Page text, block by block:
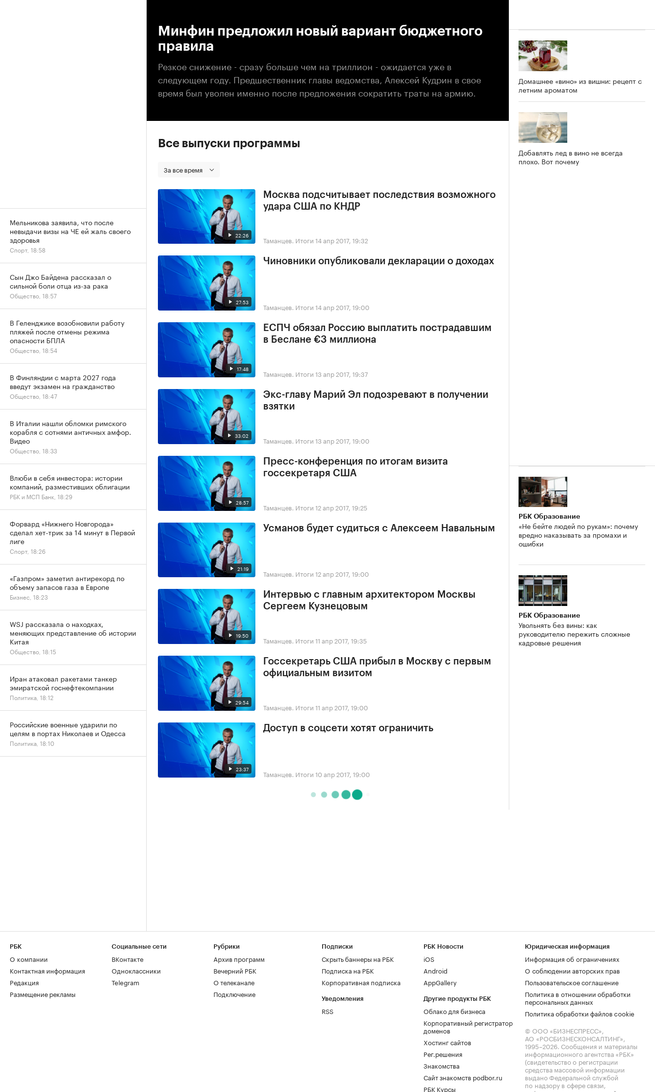
Минфин предложил новый вариант бюджетного
правила
Резкое снижение - сразу больше чем на триллион - ожидается уже в
следующем году. Предшественник главы ведомства, Алексей Кудрин в свое
время был уволен именно после предложения сократить траты на армию.
Все выпуски программы
За все время
22:26
Москва подсчитывает последствия возможного
удара США по КНДР
Таманцев. Итоги 14 апр 2017, 19:32
27:53
Чиновники опубликовали декларации о доходах
Таманцев. Итоги 14 апр 2017, 19:00
17:48
ЕСПЧ обязал Россию выплатить пострадавшим
в Беслане €3 миллиона
Таманцев. Итоги 13 апр 2017, 19:37
33:02
Экс-главу Марий Эл подозревают в получении
взятки
Таманцев. Итоги 13 апр 2017, 19:00
28:57
Пресс-конференция по итогам визита
госсекретаря США
Таманцев. Итоги 12 апр 2017, 19:25
21:19
Усманов будет судиться с Алексеем Навальным
Таманцев. Итоги 12 апр 2017, 19:00
19:50
Интервью с главным архитектором Москвы
Сергеем Кузнецовым
Таманцев. Итоги 11 апр 2017, 19:35
29:54
Госсекретарь США прибыл в Москву с первым
официальным визитом
Таманцев. Итоги 11 апр 2017, 19:00
23:37
Доступ в соцсети хотят ограничить
Таманцев. Итоги 10 апр 2017, 19:00
Домашнее «вино» из вишни: рецепт с
летним ароматом
Добавлять лед в вино не всегда
плохо. Вот почему
РБК Образование
«Не бейте людей по рукам»: почему
вредно наказывать за промахи и
ошибки
РБК Образование
Увольнять без вины: как
руководителю пережить сложные
кадровые решения
Мельникова заявила, что после
невыдачи визы на ЧЕ ей жаль своего
здоровья
Спорт, 18:58
Сын Джо Байдена рассказал о
сильной боли отца из-за рака
Общество, 18:57
В Геленджике возобновили работу
пляжей после отмены режима
опасности БПЛА
Общество, 18:54
В Финляндии с марта 2027 года
введут экзамен на гражданство
Общество, 18:47
В Италии нашли обломки римского
корабля с сотнями античных амфор.
Видео
Общество, 18:33
Влюби в себя инвестора: истории
компаний, разместивших облигации
РБК и МСП Банк, 18:29
Форвард «Нижнего Новгорода»
сделал хет-трик за 14 минут в Первой
лиге
Спорт, 18:26
«Газпром» заметил антирекорд по
объему запасов газа в Европе
Бизнес, 18:23
WSJ рассказала о находках,
меняющих представление об истории
Китая
Общество, 18:15
Иран атаковал ракетами танкер
эмиратской госнефтекомпании
Политика, 18:12
Российские военные ударили по
целям в портах Николаев и Одесса
Политика, 18:10
РБК
О компании
Контактная информация
Редакция
Размещение рекламы
Социальные сети
ВКонтакте
Одноклассники
Telegram
Рубрики
Архив программ
Вечерний РБК
О телеканале
Подключение
Подписки
Скрыть баннеры на РБК
Подписка на РБК
Корпоративная подписка
Уведомления
RSS
РБК Новости
iOS
Android
AppGallery
Другие продукты РБК
Облако для бизнеса
Корпоративный регистратор
доменов
Хостинг сайтов
Рег.решения
Знакомства
Сайт знакомств podbor.ru
РБК Курсы
Юридическая информация
Информация об ограничениях
О соблюдении авторских прав
Пользовательское соглашение
Политика в отношении обработки
персональных данных
Политика обработки файлов cookie
© ООО «БИЗНЕСПРЕСС»,
АО «РОСБИЗНЕСКОНСАЛТИНГ»,
1995–2026. Сообщения и материалы
информационного агентства «РБК»
(свидетельство о регистрации
средства массовой информации
выдано Федеральной службой
по надзору в сфере связи,